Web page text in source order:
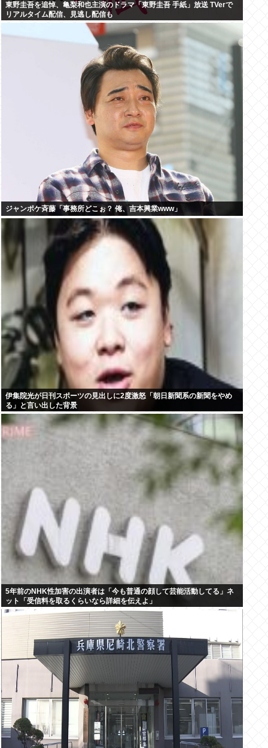
東野圭吾を追悼、亀梨和也主演のドラマ「東野圭吾 手紙」放送 TVerで
リアルタイム配信、見逃し配信も
ジャンポケ斉藤「事務所どこぉ？ 俺、吉本興業www」
伊集院光が日刊スポーツの見出しに2度激怒「朝日新聞系の新聞をやめ
る」と言い出した背景
5年前のNHK性加害の出演者は「今も普通の顔して芸能活動してる」ネ
ット「受信料を取るくらいなら詳細を伝えよ」